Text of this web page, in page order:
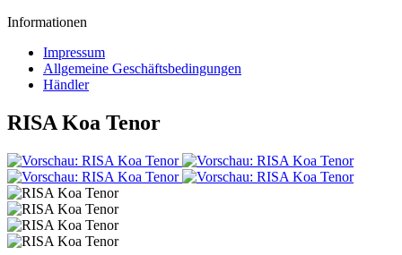
Informationen
Impressum
Allgemeine Geschäftsbedingungen
Händler
RISA Koa Tenor